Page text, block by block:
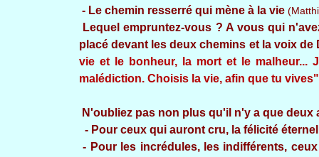
- Le chemin resserré qui mène à la vie
Lequel empruntez-vous ? A vous qui
placé devant les deux chemins et la voix
vie et le bonheur, la mort et le
malédiction. Choisis la vie, afin que tu vives"
N'oubliez pas non plus qu'il n'y a que deux
- Pour ceux qui auront cru, la félicité
- Pour les incrédules, les indifférents,